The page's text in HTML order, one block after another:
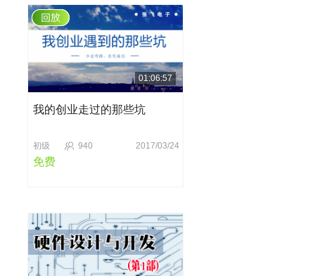
01:06:57
我的创业走过的那些坑
初级 940 2017/03/24
免费